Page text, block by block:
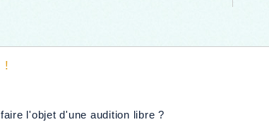
!
l'objet d'une audition libre ?